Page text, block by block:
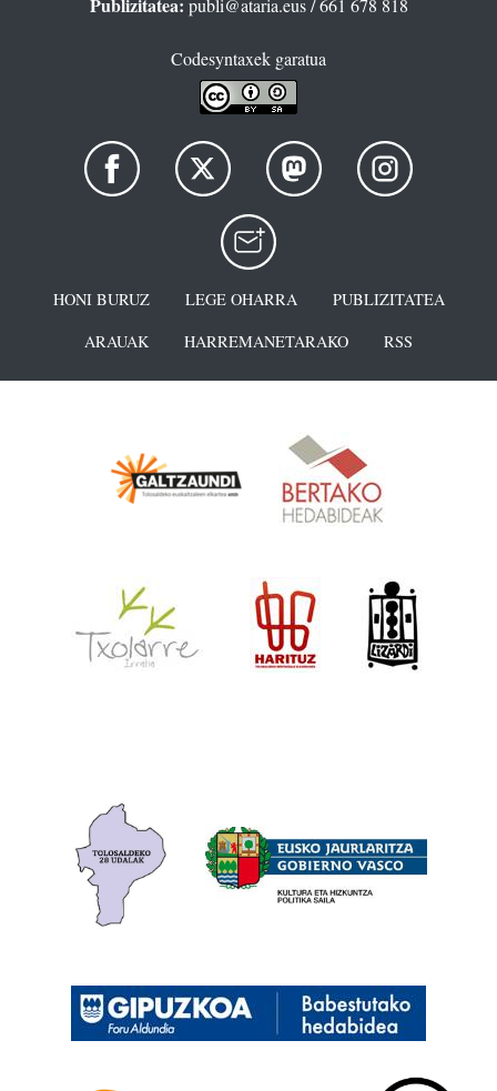
Publizitatea: publi@ataria.eus/ 661 678 818
Codesyntaxek garatua
HONI BURUZ LEGE OHARRA
PUBLIZITATEA
ARAUAK
HARREMANETARAKO RSS